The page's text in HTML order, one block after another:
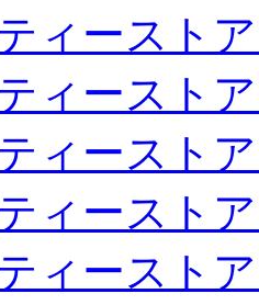
ィースト
ィースト
ィースト
ィースト
ィースト